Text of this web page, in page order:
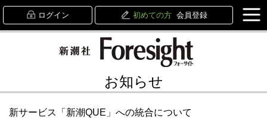
ログイン 初めての方 会員登録
お知らせ
新サービス「新潮QUE」への統合について